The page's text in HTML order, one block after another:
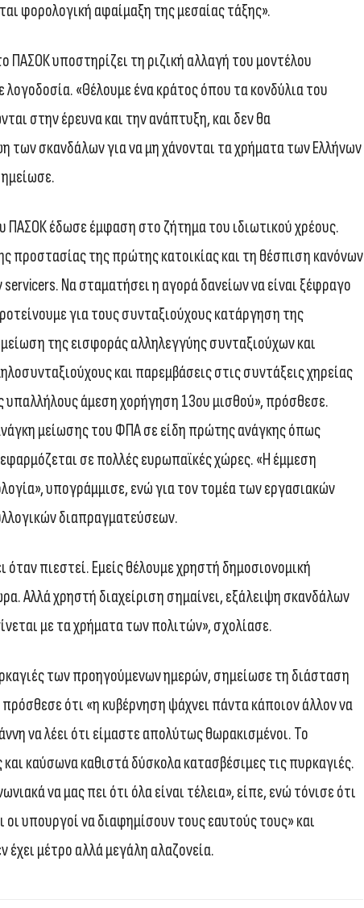
φορολογική αφαίμαξη της μεσαίας τάξης».
ΠΑΣΟΚ υποστηρίζει τη ριζική αλλαγή του μοντέλου
λογοδοσία. «Θέλουμε ένα κράτος όπου τα κονδύλια του
στην έρευνα και την ανάπτυξη, και δεν θα
των σκανδάλων για να μη χάνονται τα χρήματα των Ελλήνων
έδωσε έμφαση στο ζήτημα του ιδιωτικού χρέους.
προστασίας της πρώτης κατοικίας και τη θέσπιση κανόνων
Να σταματήσει η αγορά δανείων να είναι ξέφραγο
για τους συνταξιούχους κατάργηση της
της εισφοράς αλληλεγγύης συνταξιούχων και
και παρεμβάσεις στις συντάξεις χηρείας
υπαλλήλους άμεση χορήγηση 13ου μισθού», πρόσθεσε.
μείωσης του ΦΠΑ σε είδη πρώτης ανάγκης όπως
σε πολλές ευρωπαϊκές χώρες. «Η έμμεση
υπογράμμισε, ενώ για τον τομέα των εργασιακών
διαπραγματεύσεων.
πιεστεί. Εμείς θέλουμε χρηστή δημοσιονομική
Αλλά χρηστή διαχείριση σημαίνει, εξάλειψη σκανδάλων
με τα χρήματα των πολιτών», σχολίασε.
των προηγούμενων ημερών, σημείωσε τη διάσταση
ότι «η κυβέρνηση ψάχνει πάντα κάποιον άλλον να
να λέει ότι είμαστε απολύτως θωρακισμένοι. Το
καύσωνα καθιστά δύσκολα κατασβέσιμες τις πυρκαγιές.
να μας πει ότι όλα είναι τέλεια», είπε, ενώ τόνισε ότι
οι υπουργοί να διαφημίσουν τους εαυτούς τους» και
έχει μέτρο αλλά μεγάλη αλαζονεία.